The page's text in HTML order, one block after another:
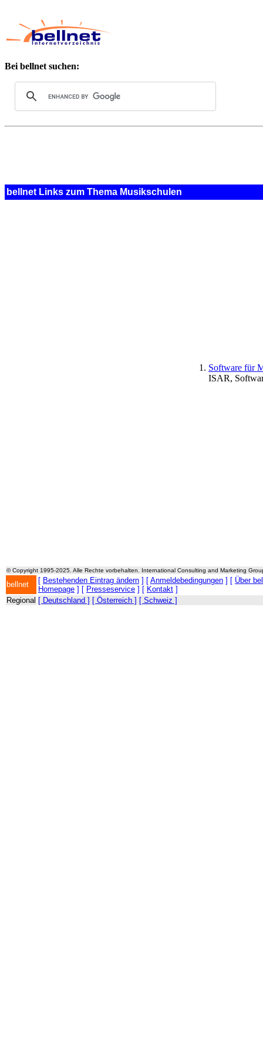
Bei bellnet suchen:
bellnet Links zum Thema Musikschulen
Software für
ISAR,
© Copyright 1995-2025. Alle Rechte vorbehalten. International Consulting and Marketing
bellnet [ Bestehenden Eintrag ändern ] [ Anmeldebedingungen ] [ Über
Homepage ] [ Presseservice ] [ Kontakt ]
Regional [ Deutschland ] [ Österreich ] [ Schweiz ]